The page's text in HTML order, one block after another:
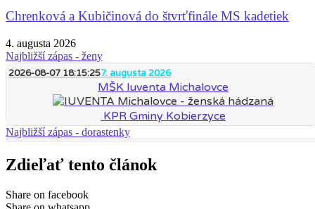
Chrenková a Kubičinová do štvrťfinále MS kadetiek
4. augusta 2026
Najbližší zápas - ženy
2026-08-07 18:15:257. augusta 2026
MŠK Iuventa Michalovce
KPR Gminy Kobierzyce
Najbližší zápas - dorastenky
Zdieľať tento článok
Share on facebook